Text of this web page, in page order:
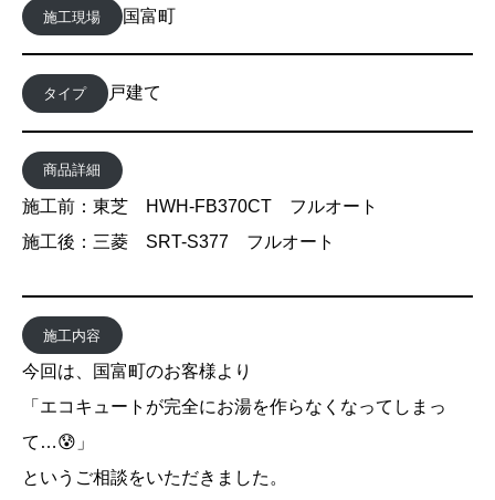
施工現場 国富町
タイプ 戸建て
商品詳細
施工前：東芝 HWH-FB370CT フルオート
施工後：三菱 SRT-S377 フルオート
施工内容
今回は、国富町のお客様より
「エコキュートが完全にお湯を作らなくなってしまっ
て…😰」
というご相談をいただきました。